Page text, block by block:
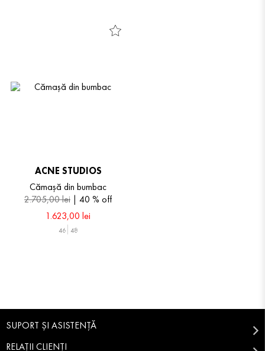
ACNE STUDIOS
Cămașă din bumbac
2.705,00lei 40 % off
1.623,00 lei
46 48
SUPORT ȘI ASISTENȚĂ
RELAȚII CLIENȚI